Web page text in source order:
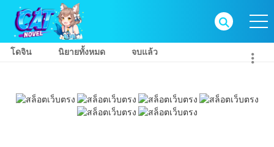
โดจิน นิยายทั้งหมด จบแล้ว